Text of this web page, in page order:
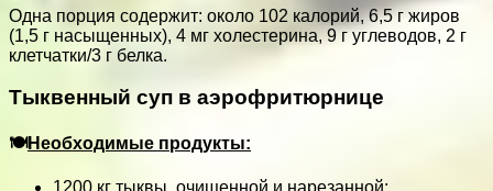
Одна порция содержит: около 102 калорий, 6,5 г жиров
(1,5 г насыщенных), 4 мг холестерина, 9 г углеводов, 2 г
клетчатки/3 г белка.
Тыквенный суп в аэрофритюрнице
🍽Необходимые продукты:
1200 кг тыквы, очищенной и нарезанной;